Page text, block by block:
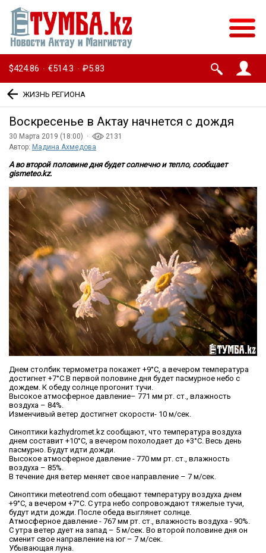
$424.86 · €514.3 · ₽5.83
ЖИЗНЬ РЕГИОНА
Воскресенье в Актау начнется с дождя
30 Марта 2019 (18:00) ·
2131
Автор: Мадина Ахмедова
А во второй половине дня будет солнечно и тепло, сообщает
gismeteo.kz.
Днем столбик термометра покажет +9°C, а вечером температура
достигнет +7°C.В первой половине дня будет пасмурное небо с
дождем. К обеду солнце прогонит тучи.
Высокое атмосферное давление– 771 мм рт. ст., влажность
воздуха – 84%.
Изменчивый ветер достигнет скорости- 10 м/сек.
Синоптики kazhydromet.kz сообщают, что температура воздуха
днем составит +10°C, а вечером похолодает до +3°C. Весь день
пасмурно. Будут идти дожди.
Высокое атмосферное давление - 770 мм рт. ст., влажность
воздуха – 85%.
В течение дня ветер меняет свое направление – 7 м/сек.
Синоптики meteotrend.com обещают температуру воздуха днем
+9°C, а вечером +7°C. С утра небо сопровождают тяжелые тучи,
будут идти дожди. После обеда выглянет солнце.
Атмосферное давление - 767 мм рт. ст., влажность воздуха - 90%.
С утра ветер дует на запад – 5 м/сек. Во второй половине дня он
сменит свое направление на юг – 7 м/сек.
Убывающая луна.